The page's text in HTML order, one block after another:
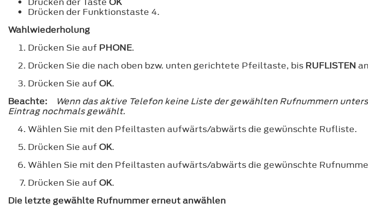
Drücken der Funktionstaste 4.
Wahlwiederholung
Drücken Sie auf PHONE.
Drücken Sie die nach oben bzw. unten gerichtete Pfeiltaste, bis RUFLISTEN
Drücken Sie auf OK.
Beachte:
Wenn das aktive Telefon keine Liste der gewählten Rufnummern
Eintrag nochmals gewählt.
Wählen Sie mit den Pfeiltasten aufwärts/abwärts die gewünschte Rufliste.
Drücken Sie auf OK.
Wählen Sie mit den Pfeiltasten aufwärts/abwärts die gewünschte
Drücken Sie auf OK.
Die letzte gewählte Rufnummer erneut anwählen